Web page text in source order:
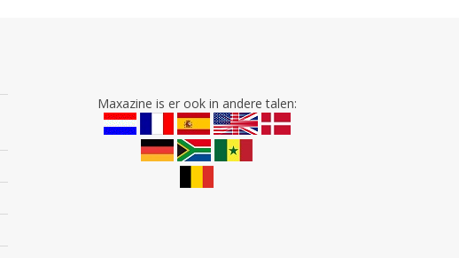
Maxazine is er ook in andere talen: